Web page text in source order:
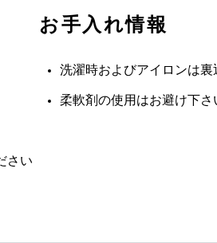
さい
お手入れ情報
洗濯時およびアイロンは裏
柔軟剤の使用はお避け下さ